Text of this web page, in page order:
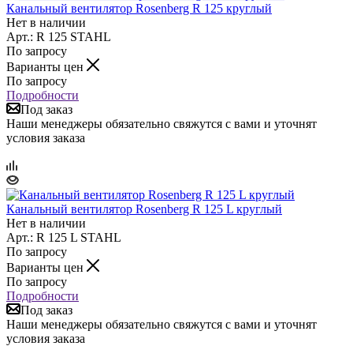
Канальный вентилятор Rosenberg R 125 круглый
Нет в наличии
Арт.: R 125 STAHL
По запросу
Варианты цен
По запросу
Подробности
Под заказ
Наши менеджеры обязательно свяжутся с вами и уточнят
условия заказа
Канальный вентилятор Rosenberg R 125 L круглый
Нет в наличии
Арт.: R 125 L STAHL
По запросу
Варианты цен
По запросу
Подробности
Под заказ
Наши менеджеры обязательно свяжутся с вами и уточнят
условия заказа